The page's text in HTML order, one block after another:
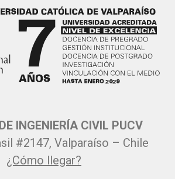
INGENIERÍA CIVIL PUCV
#2147, Valparaíso – Chile
¿Cómo llegar?